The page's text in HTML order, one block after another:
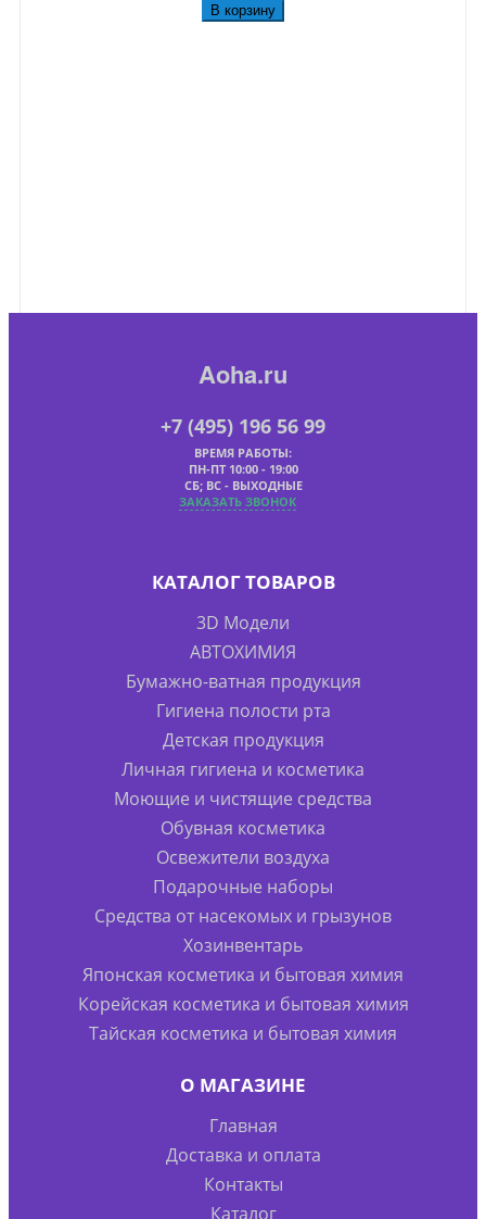
В корзину
Aoha.ru
+7 (495) 196 56 99
ВРЕМЯ РАБОТЫ:
ПН-ПТ 10:00 - 19:00
СБ; ВС - ВЫХОДНЫЕ
ЗАКАЗАТЬ ЗВОНОК
КАТАЛОГ ТОВАРОВ
3D Модели
АВТОХИМИЯ
Бумажно-ватная продукция
Гигиена полости рта
Детская продукция
Личная гигиена и косметика
Моющие и чистящие средства
Обувная косметика
Освежители воздуха
Подарочные наборы
Средства от насекомых и грызунов
Хозинвентарь
Японская косметика и бытовая химия
Корейская косметика и бытовая химия
Тайская косметика и бытовая химия
О МАГАЗИНЕ
Главная
Доставка и оплата
Контакты
Каталог